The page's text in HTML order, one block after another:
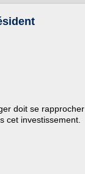
doit se rapprocher
cet investissement.